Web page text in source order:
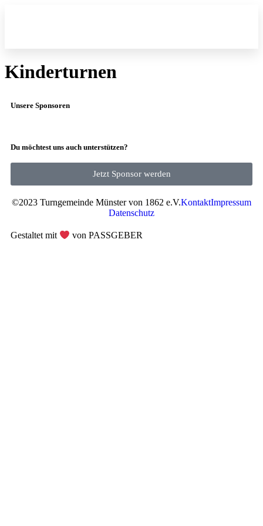
Kinderturnen
Unsere Sponsoren
Du möchtest uns auch unterstützen?
Jetzt Sponsor werden
©2023 Turngemeinde Münster von 1862 e.V.KontaktImpressum
Datenschutz
Gestaltet mit von PASSGEBER